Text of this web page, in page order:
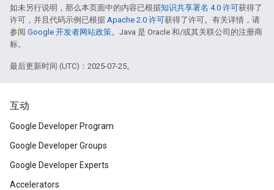
如未另行说明，那么本页面中的内容已根据知识共享署名 4.0 许可获得了
许可，并且代码示例已根据 Apache 2.0 许可获得了许可。有关详情，请
参阅 Google 开发者网站政策。Java 是 Oracle 和/或其关联公司的注册商
标。
最后更新时间 (UTC)：2025-07-25。
互动
Google Developer Program
Google Developer Groups
Google Developer Experts
Accelerators